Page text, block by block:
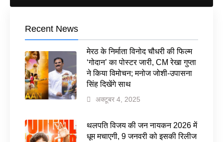
Recent News
मेरठ के निर्माता विनोद चौधरी की फिल्म
‘गोदान’ का पोस्टर जारी, CM रेखा गुप्ता
ने किया विमोचन; मनोज जोशी-उपासना
सिंह दिखेंगे साथ
अक्टूबर 4, 2025
थलपति विजय की जन नायकन 2026 में
धूम मचाएगी, 9 जनवरी को इसकी रिलीज